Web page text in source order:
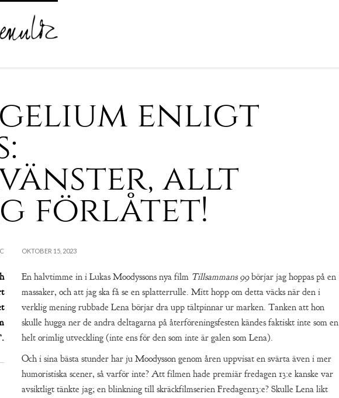
enligt
allt
förlåtet!
OKTOBER 15, 2023
En halvtimme in i Lukas Moodyssons nya film Tillsammans 99börjar jag hoppas på en
massaker, och att jag ska få se en splatterrulle. Mitt hopp om detta väcks när den i
verklig mening rubbade Lena börjar dra upp tältpinnar ur marken. Tanken att hon
skulle hugga ner de andra deltagarna på återföreningsfesten kändes faktiskt inte som en
helt orimlig utveckling (inte ens för den som inte är galen som Lena).
Och i sina bästa stunder har ju Moodysson genom åren uppvisat en svärta även i mer
humoristiska scener, så varför inte? Att filmen hade premiär fredagen 13:e kanske var
avsiktligt tänkte jag; en blinkning till skräckfilmserien Fredagen13:e? Skulle Lena likt